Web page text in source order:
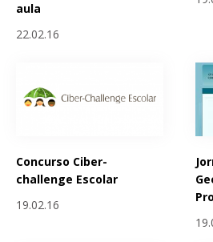
aula
22.02.16
Concurso Ciber-
challenge Escolar
19.02.16